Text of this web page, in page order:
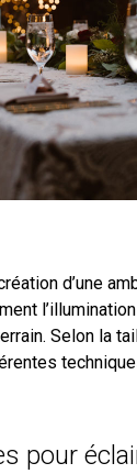
d’une
Selon la
pour